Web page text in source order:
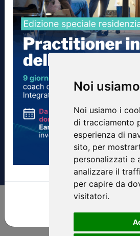
Noi
Noi usiamo i
di tracciamento
esperienza di
sito, per
personalizzati e
analizzare il
per capire da
visitatori.
Seguici
Voice Evolution System S.r.l.s
P.IVA 04293240406
via euterpe 3/q, 47923, Rimini, RN
amministrazione@vesitalia.it
info@voiceevolutioninstitute.it
Privacy-Cookie Low
Copyright ® 2026 Voice Evolution